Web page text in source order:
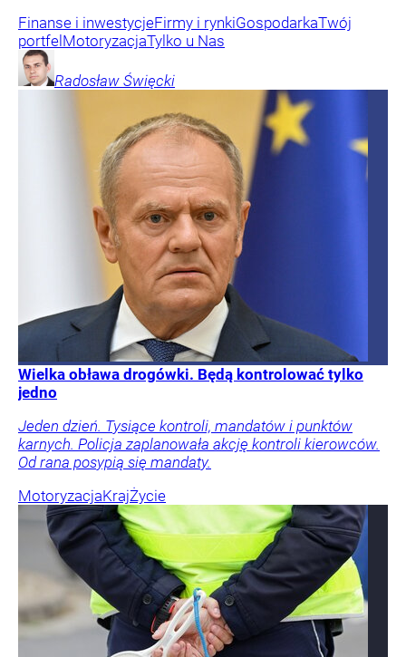
Finanse i inwestycjeFirmy i rynkiGospodarkaTwój
portfel MotoryzacjaTylko u Nas
Radosław Święcki
Wielka obława drogówki. Będą kontrolować tylko
jedno
Jeden dzień. Tysiące kontroli, mandatów i punktów
karnych. Policja zaplanowała akcję kontroli kierowców.
Od rana posypią się mandaty.
MotoryzacjaKrajŻycie